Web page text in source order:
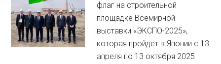
флаг на строительной
площадке Всемирной
выставки «ЭКСПО-2025»,
которая пройдет в Японии с 13
апреля по 13 октября 2025